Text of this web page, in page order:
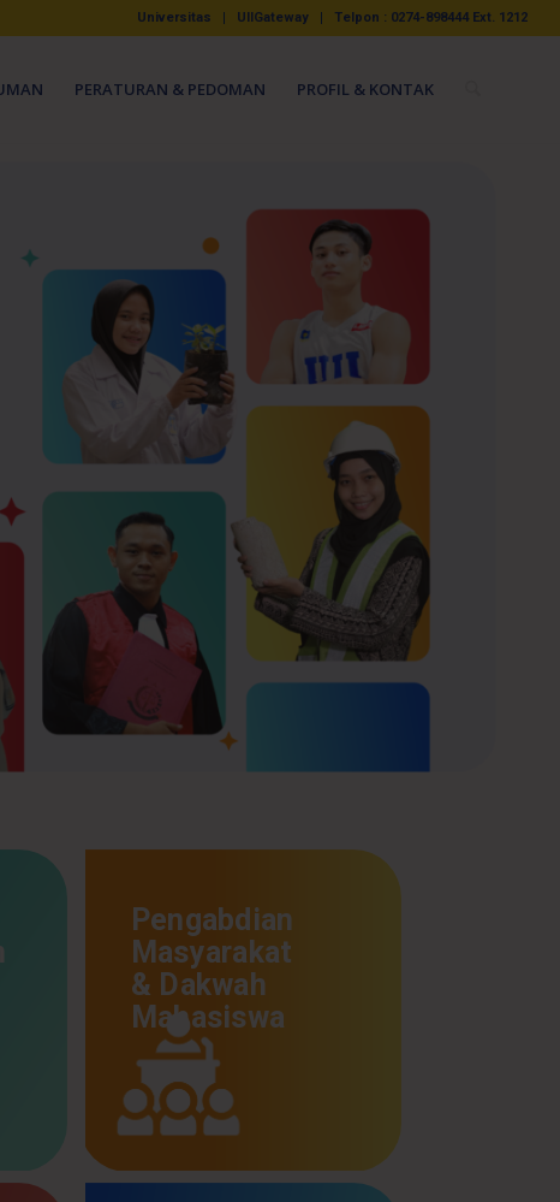
Universitas UIIGateway Telpon : 0274-898444 Ext. 1212
PERATURAN & PEDOMAN PROFIL & KONTAK
Pengabdian
Masyarakat
& Dakwah
Mahasiswa